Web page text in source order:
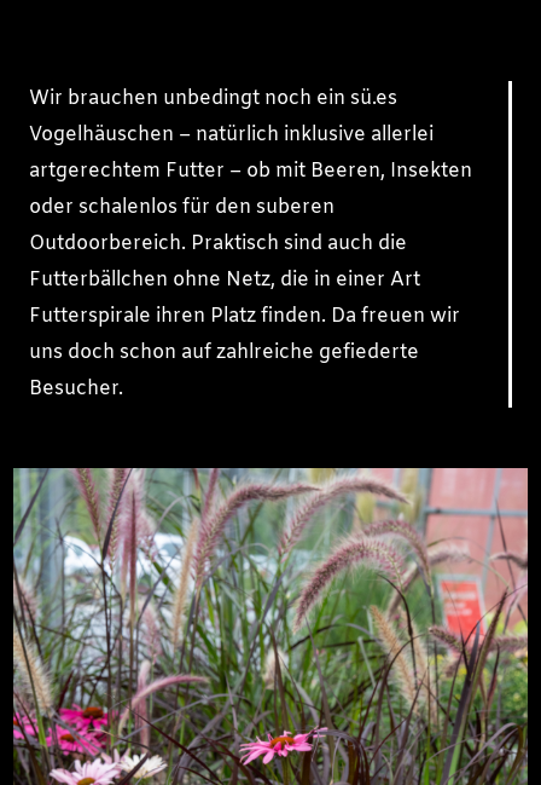
Wir brauchen unbedingt noch ein sü.es
Vogelhäuschen – natürlich inklusive allerlei
artgerechtem Futter – ob mit Beeren, Insekten
oder schalenlos für den suberen
Outdoorbereich. Praktisch sind auch die
Futterbällchen ohne Netz, die in einer Art
Futterspirale ihren Platz finden. Da freuen wir
uns doch schon auf zahlreiche gefiederte
Besucher.